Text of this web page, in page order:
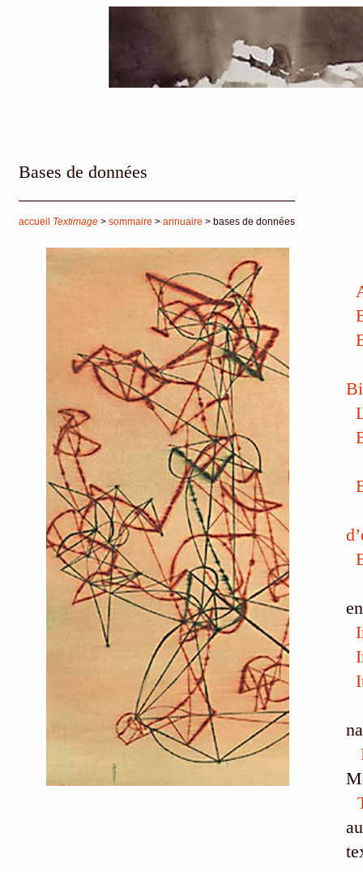
Bases de données
accueil Textimage > sommaire > annuaire > bases de données